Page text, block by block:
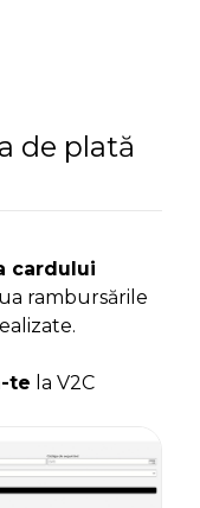
de plată
cardului
rambursările
te la V2C